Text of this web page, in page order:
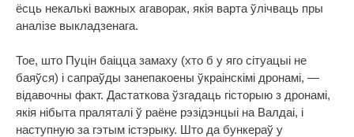
ёсць некалькі важных агаворак, якія варта ўлічваць пры
аналізе выкладзенага.
Тое, што Пуцін баіцца замаху (хто б у яго сітуацыі не
баяўся) і сапраўды занепакоены ўкраінскімі дронамі, —
відавочны факт. Дастаткова ўзгадаць гісторыю з дронамі,
якія нібыта праляталі ў раёне рэзідэнцыі на Валдаі, і
наступную за гэтым істэрыку. Што да бункераў у